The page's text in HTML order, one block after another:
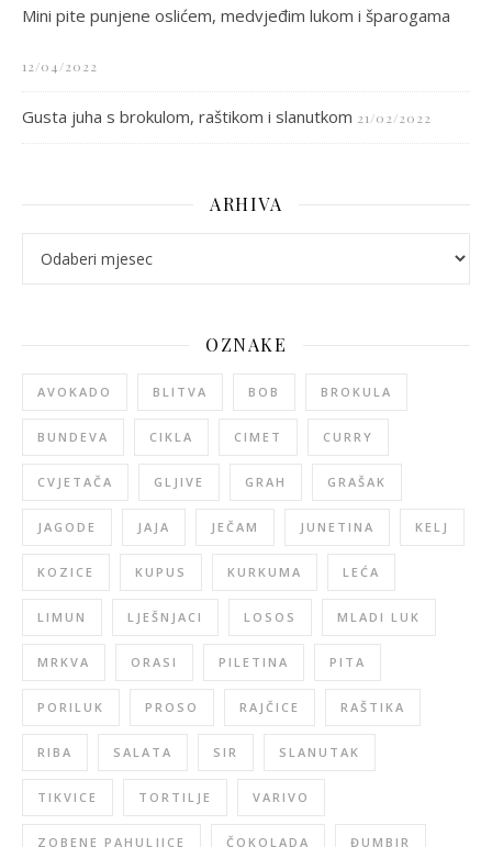
Mini pite punjene oslićem, medvjeđim lukom i šparogama
12/04/2022
Gusta juha s brokulom, raštikom i slanutkom 21/02/2022
ARHIVA
OZNAKE
AVOKADO BLITVA BOB BROKULA
BUNDEVA CIKLA CIMET CURRY
CVJETAČA GLJIVE GRAH GRAŠAK
JAGODE JAJA JEČAM JUNETINA KELJ
KOZICE KUPUS KURKUMA LEĆA
LIMUN LJEŠNJACI LOSOS MLADI LUK
MRKVA ORASI PILETINA PITA
PORILUK PROSO RAJČICE RAŠTIKA
RIBA SALATA SIR SLANUTAK
TIKVICE TORTILJE VARIVO
ZOBENE PAHULJICE ČOKOLADA ĐUMBIR